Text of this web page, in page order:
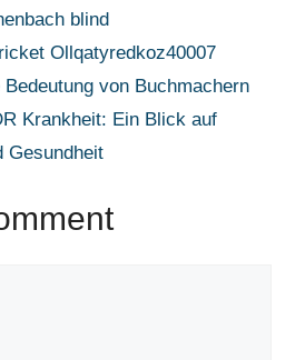
blind
Ollqatyredkoz40007
von Buchmachern
Krankheit: Ein Blick auf
Gesundheit